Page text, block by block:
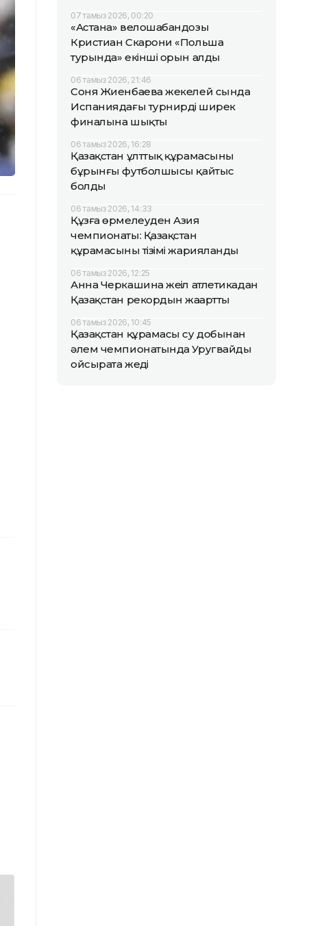
07 тамыз 2026, 00:20
«Астана» велошабандозы
Кристиан Скарони «Польша
турында» екінші орын алды
06 тамыз 2026, 21:46
Соня Жиенбаева жекелей сында
Испаниядағы турнирдің ширек
финалына шықты
06 тамыз 2026, 16:28
Қазақстан ұлттық құрамасының
бұрынғы футболшысы қайтыс
болды
06 тамыз 2026, 14:33
Құзға өрмелеуден Азия
чемпионаты: Қазақстан
құрамасының тізімі жарияланды
06 тамыз 2026, 12:25
Анна Черкашина жеңіл атлетикадан
Қазақстан рекордын жаңартты
06 тамыз 2026, 10:45
Қазақстан құрамасы су добынан
әлем чемпионатында Уругвайды
ойсырата жеңді